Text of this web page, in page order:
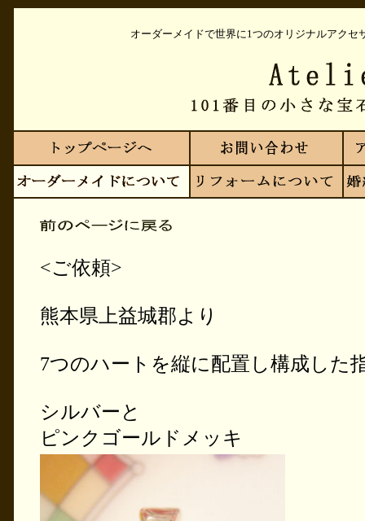
オーダーメイドで世界に1つのオリジナルアクセ
<ご依頼>
熊本県上益城郡より
7つのハートを縦に配置し構成した
シルバーと
ピンクゴールドメッキ